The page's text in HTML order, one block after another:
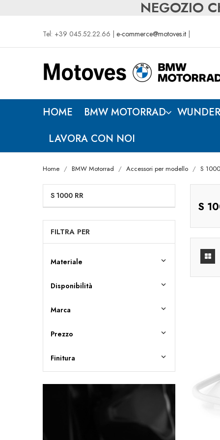
NEGOZIO
Tel: +39 045.52.22.66 | e-commerce@motoves.it
HOME BMW MOTORRAD
LAVORA CON NOI
Home BMW Motorrad Accessori per modello S
S 1000 RR
FILTRA PER
Materiale 
Disponibilità 
Marca 
Prezzo 
Finitura 
S